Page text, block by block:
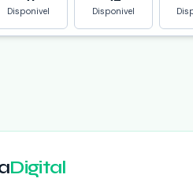
Disponivel Disponivel
Digital